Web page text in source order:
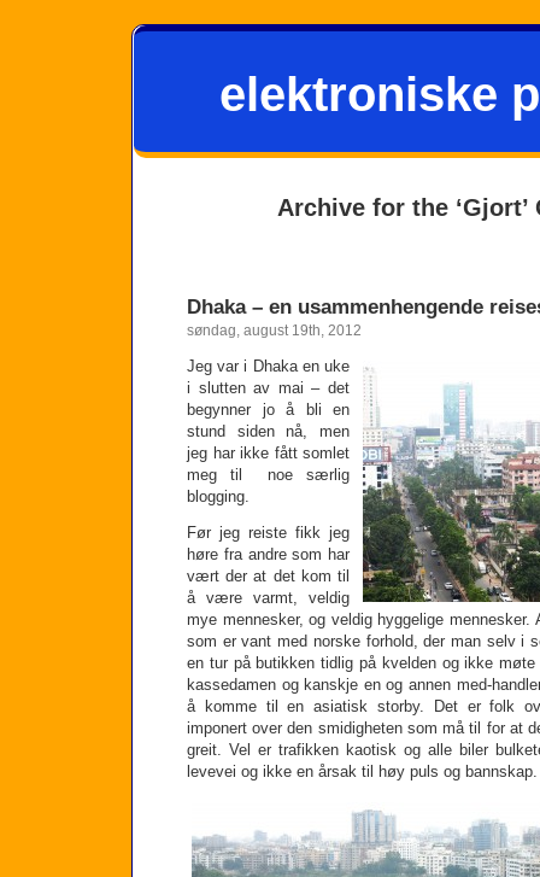
elektroniske
Archive for the ‘Gjort’
Dhaka – en usammenhengende
søndag, august 19th, 2012
Jeg var i Dhaka en uke
i slutten av mai – det
begynner jo å bli en
stund siden nå, men
jeg har ikke fått somlet
meg til noe særlig
blogging.
Før jeg reiste fikk jeg
høre fra andre som har
vært der at det kom til
å være varmt, veldig
mye mennesker, og veldig hyggelige
som er vant med norske forhold, der man selv i
en tur på butikken tidlig på kvelden og ikke
kassedamen og kanskje en og annen med-
å komme til en asiatisk storby. Det er folk
imponert over den smidigheten som må til for at
greit. Vel er trafikken kaotisk og alle biler
levevei og ikke en årsak til høy puls og bannskap.